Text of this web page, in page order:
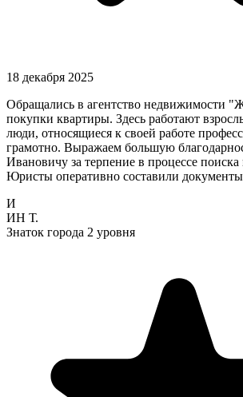
18 декабря 2025
Обращались в агентство недвижимости
покупки квартиры. Здесь работают
люди, относящиеся к своей работе
грамотно. Выражаем большую
Ивановичу за терпение в процессе
Юристы оперативно составили документы
И
ИН Т.
Знаток города 2 уровня